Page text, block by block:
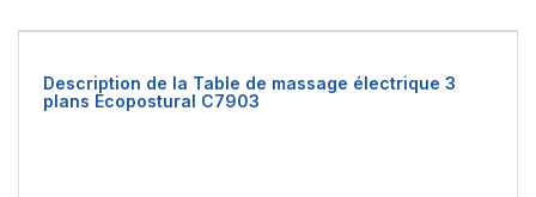
Description de la Table de massage électrique 3
plans Ecopostural C7903